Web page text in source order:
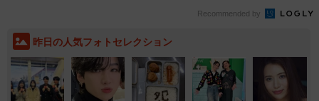
Recommended by
昨日の人気フォトセレクション